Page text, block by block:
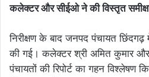
कलेक्टर और सीईओ ने की विस्तृत
निरीक्षण के बाद जनपद पंचायत
की गई। कलेक्टर श्री अमित कुमार
पंचायतों की रिपोर्ट का गहन विश्लेषण